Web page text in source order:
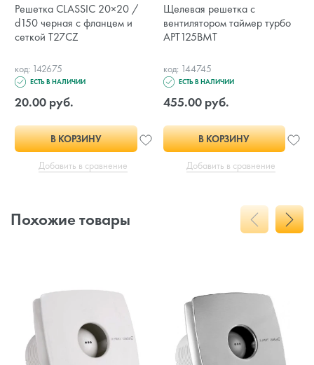
Решетка CLASSIC 20×20 /
d150 черная с фланцем и
сеткой T27CZ
код: 142675
ЕСТЬ В НАЛИЧИИ
20.00 руб.
В КОРЗИНУ
Добавить в сравнение
Щелевая решетка с
вентилятором таймер турбо
APT125BMT
код: 144745
ЕСТЬ В НАЛИЧИИ
455.00 руб.
В КОРЗИНУ
Добавить в сравнение
Похожие товары